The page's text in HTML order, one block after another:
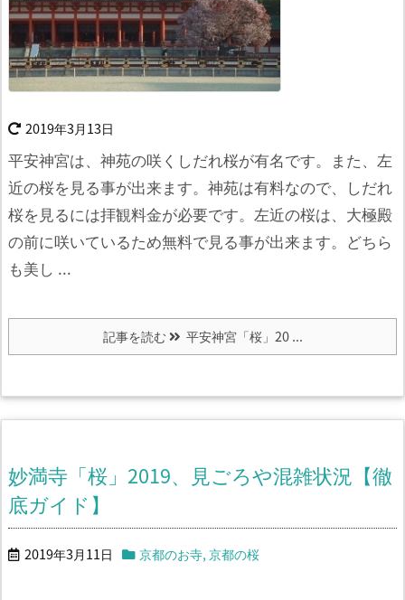
2019年3月13日
平安神宮は、神苑の咲くしだれ桜が有名です。また、左
近の桜を見る事が出来ます。 神苑は有料なので、しだれ
桜を見るには拝観料金が必要です。左近の桜は、大極殿
の前に咲いているため無料で見る事が出来ます。 どちら
も美し ...
記事を読む 平安神宮「桜」20 ...
妙満寺「桜」2019、見ごろや混雑状況【徹
底ガイド】
2019年3月11日 京都のお寺,京都の桜